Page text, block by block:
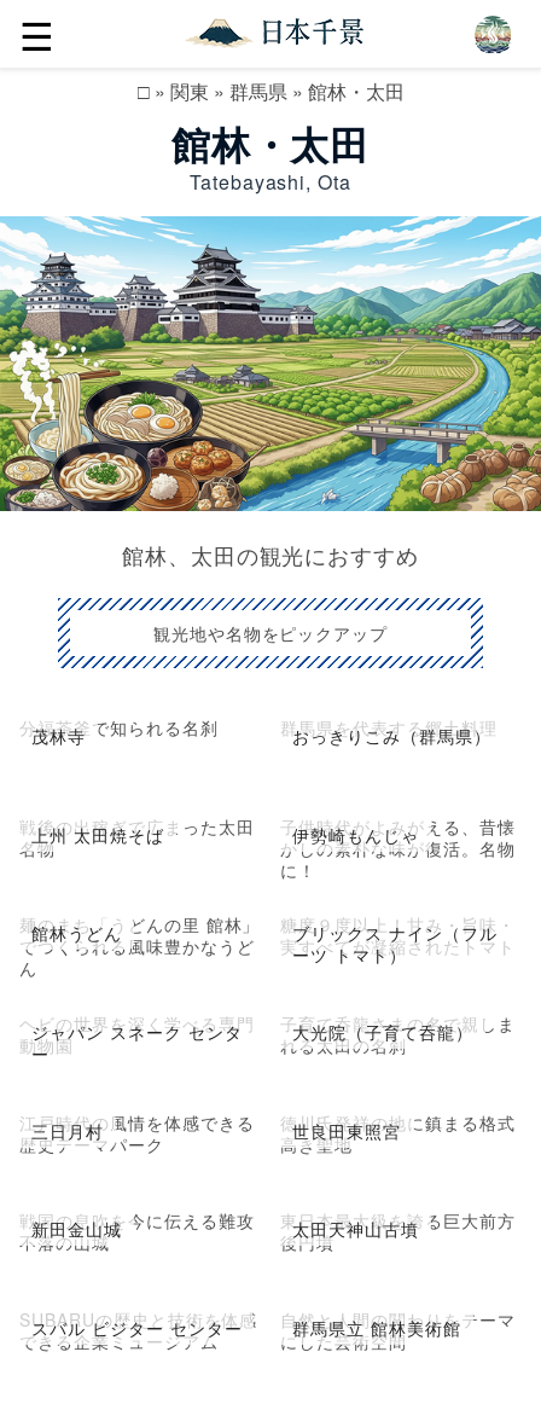
☰
□» 関東 » 群馬県» 館林・太田
館林・太田
Tatebayashi, Ota
館林、太田の観光におすすめ
観光地や名物をピックアップ
茂林寺
分福茶釜で知られる名刹 おっきりこみ（群馬県）
群馬県を代表する郷土料理
上州 太田焼そば
戦後の出稼ぎで広まった太田
名物
伊勢崎もんじゃ
子供時代がよみがえる、昔懐
かしの素朴な味が復活。名物
に！
館林うどん
麺のまち「うどんの里 館林」
でつくられる風味豊かなうど
ん
ブリックス ナイン（フル
ーツ トマト）
糖度９度以上！甘み・旨味・
実すべてが凝縮されたトマト
ジャパン スネーク センタ
ー
ヘビの世界を深く学べる専門
動物園
大光院（子育て呑龍）
子育て呑龍さまの名で親しま
れる太田の名刹
三日月村
江戸時代の風情を体感できる
歴史テーマパーク
世良田東照宮
徳川氏発祥の地に鎮まる格式
高き聖地
新田金山城
戦国の息吹を今に伝える難攻
不落の山城
太田天神山古墳
東日本最大級を誇る巨大前方
後円墳
スバル ビジター センター
SUBARUの歴史と技術を体感
できる企業ミュージアム
群馬県立 館林美術館
自然と人間の関わりをテーマ
にした芸術空間